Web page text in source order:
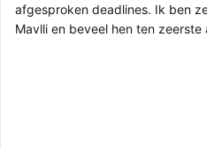
afgesproken deadlines. Ik ben
Mavlli en beveel hen ten zeerste